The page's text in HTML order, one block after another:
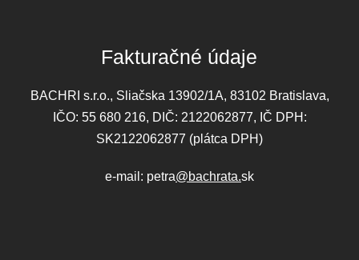
Fakturačné údaje
BACHRI s.r.o., Sliačska 13902/1A, 83102 Bratislava,
IČO: 55 680 216, DIČ: 2122062877, IČ DPH:
SK2122062877 (plátca DPH)
e-mail: petra@bachrata.sk